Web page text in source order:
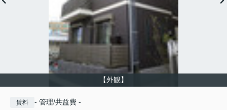
【外観】
賃料 - 管理/共益費 -